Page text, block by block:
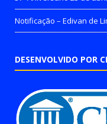
Notificação – Edivan de
DESENVOLVIDO POR